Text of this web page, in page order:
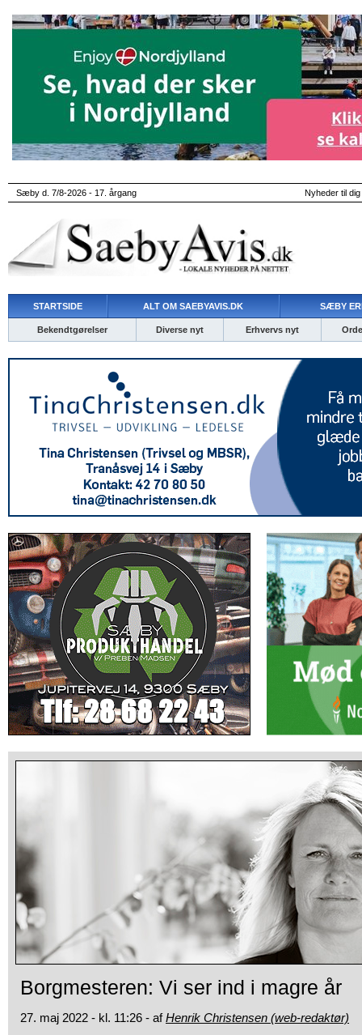
Sæby d. 7/8-2026 - 17. årgang Nyheder til
STARTSIDE ALT OM SAEBYAVIS.DK SÆBY
Bekendtgørelser Diverse nyt Erhvervs nyt
Borgmesteren: Vi ser ind i magre år
27. maj 2022 - kl. 11:26 - afHenrik Christensen (web-redaktør)